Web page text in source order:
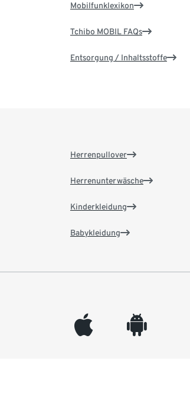
Mobilfunklexikon
Tchibo MOBIL FAQs
Entsorgung / Inhaltsstoffe
Herrenpullover
Herrenunterwäsche
Kinderkleidung
Babykleidung
appleinc android